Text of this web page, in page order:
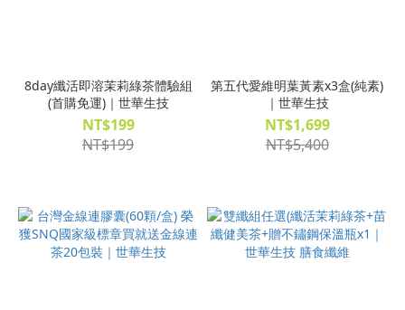
8day纖活即溶茉莉綠茶體驗組
(首購免運)｜世華生技
NT$199
NT$199
第五代愛維明葉黃素x3盒(純素)
｜世華生技
NT$1,699
NT$5,400